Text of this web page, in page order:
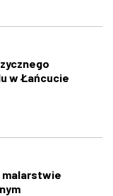
w Łańcucie
malarstwie